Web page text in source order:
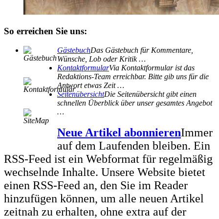
So erreichen Sie uns:
GästebuchDas Gästebuch für Kommentare,
Wünsche, Lob oder Kritik …
KontaktformularVia Kontaktformular ist das
Redaktions-Team erreichbar. Bitte gib uns für die
Antwort etwas Zeit …
SeitenübersichtDie Seitenübersicht gibt einen
schnellen Überblick über unser gesamtes Angebot
…
Neue Artikel abonnierenImmer
auf dem Laufenden bleiben. Ein
RSS-Feed ist ein Webformat für regelmäßig
wechselnde Inhalte. Unsere Website bietet
einen RSS-Feed an, den Sie im Reader
hinzufügen können, um alle neuen Artikel
zeitnah zu erhalten, ohne extra auf der